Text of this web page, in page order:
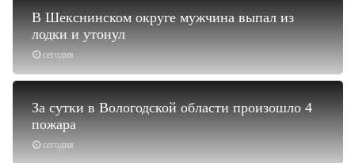
сегодня
В Шекснинском округе мужчина выпал из
лодки и утонул
сегодня
За сутки в Вологодской области произошло 4
пожара